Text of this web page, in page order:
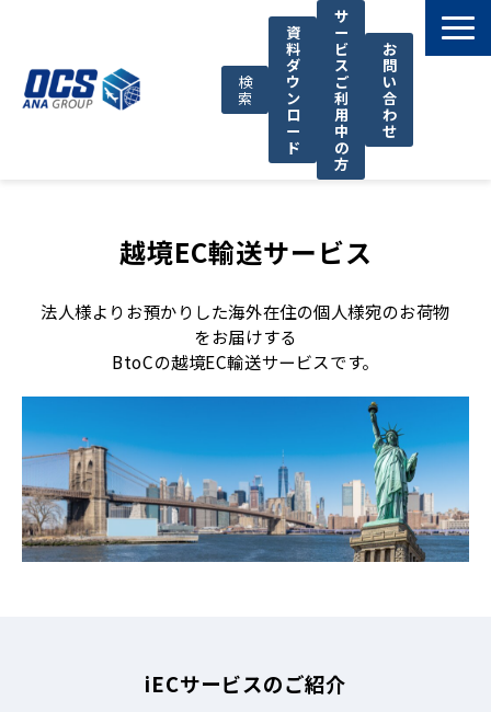
検
索
資
料
ダ
ウ
ン
ロ
ー
ド
サ
ー
ビ
ス
ご
利
用
中
の
方
お
問
い
合
わ
せ
OCSが選ばれる理由
サポート
OCSについて
お知らせ
越境EC輸送サービス
法人様よりお預かりした海外在住の個人様宛のお荷物
をお届けする
BtoCの越境EC輸送サービスです。
iECサービスのご紹介